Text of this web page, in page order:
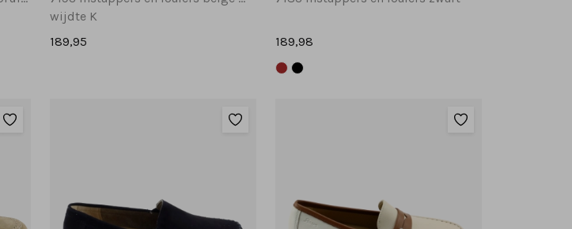
wijdte K
189,95
189,98